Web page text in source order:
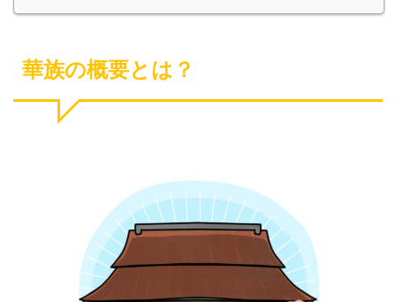
華族の概要とは？